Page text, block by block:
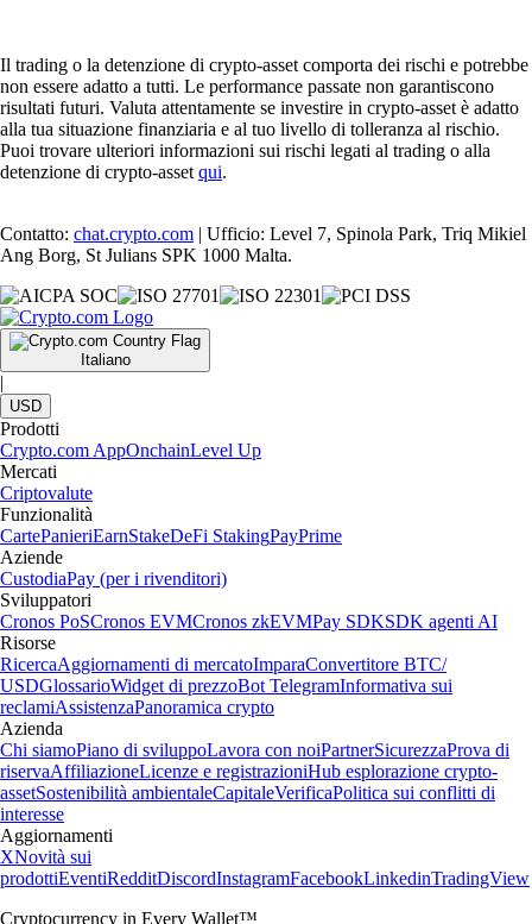
Il trading o la detenzione di crypto-asset comporta dei rischi e potrebbe
non essere adatto a tutti. Le performance passate non garantiscono
risultati futuri. Valuta attentamente se investire in crypto-asset è adatto
alla tua situazione finanziaria e al tuo livello di tolleranza al rischio.
Puoi trovare ulteriori informazioni sui rischi legati al trading o alla
detenzione di crypto-asset qui.
Contatto: chat.crypto.com | Ufficio: Level 7, Spinola Park, Triq Mikiel
Ang Borg, St Julians SPK 1000 Malta.
Italiano
|
USD
Prodotti
Crypto.com AppOnchainLevel Up
Mercati
Criptovalute
Funzionalità
CartePanieriEarnStakeDeFi StakingPayPrime
Aziende
CustodiaPay (per i rivenditori)
Sviluppatori
Cronos PoSCronos EVMCronos zkEVMPay SDKSDK agenti AI
Risorse
RicercaAggiornamenti di mercatoImparaConvertitore BTC/
USDGlossarioWidget di prezzoBot TelegramInformativa sui
reclamiAssistenzaPanoramica crypto
Azienda
Chi siamoPiano di sviluppoLavora con noiPartnerSicurezzaProva di
riservaAffiliazioneLicenze e registrazioniHub esplorazione crypto-
assetSostenibilità ambientaleCapitaleVerificaPolitica sui conflitti di
interesse
Aggiornamenti
XNovità sui
prodottiEventiRedditDiscordInstagramFacebookLinkedinTradingView
Cryptocurrency in Every Wallet™